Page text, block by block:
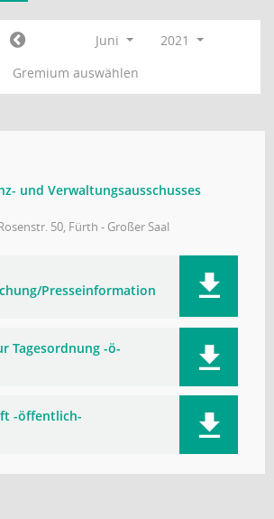
Juni
2021
Gremium auswählen
und Verwaltungsausschusses
50, Fürth - Großer Saal
Presseinformation
Tagesordnung -ö-
-öffentlich-